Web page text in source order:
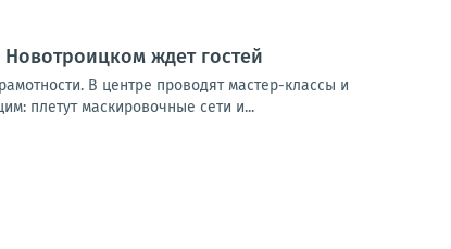
ждет гостей
В центре проводят мастер-классы и
плетут маскировочные сети и...